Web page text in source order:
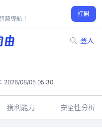
慧導航！
打開
登入
2026/08/05 05:30
獲利能力 安全性分析